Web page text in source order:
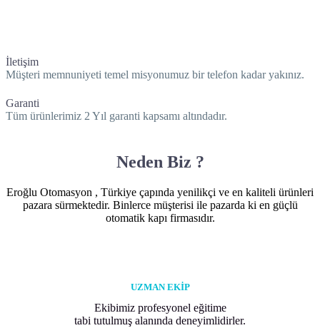
İletişim
Müşteri memnuniyeti temel misyonumuz bir telefon kadar yakınız.
Garanti
Tüm ürünlerimiz 2 Yıl garanti kapsamı altındadır.
Neden Biz ?
Eroğlu Otomasyon , Türkiye çapında yenilikçi ve en kaliteli ürünleri
pazara sürmektedir. Binlerce müşterisi ile pazarda ki en güçlü
otomatik kapı firmasıdır.
UZMAN EKİP
Ekibimiz profesyonel eğitime
tabi tutulmuş alanında deneyimlidirler.